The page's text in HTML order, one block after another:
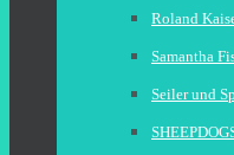
Roland
Samantha
Seiler und